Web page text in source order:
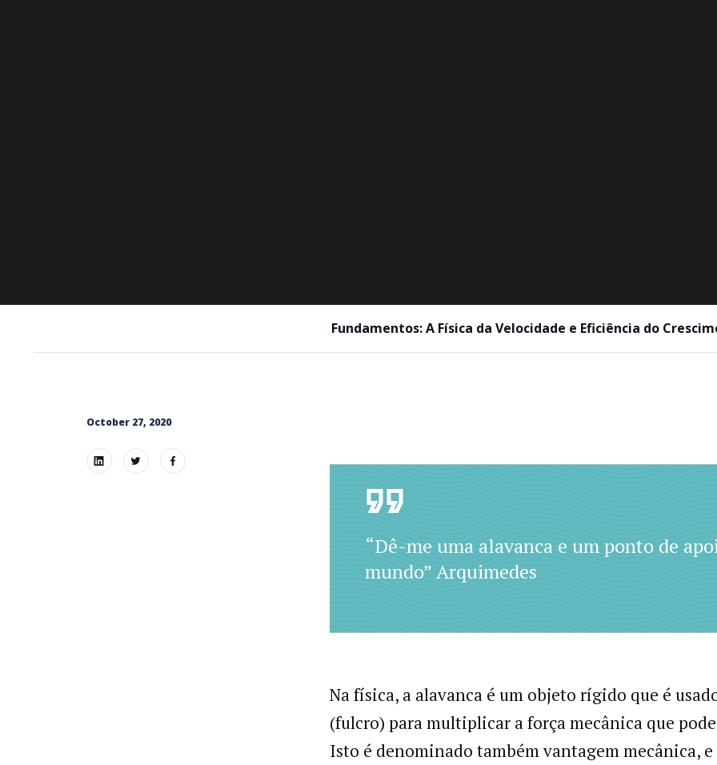
Fundamentos: A Física da Velocidade e Eficiência do
October 27, 2020
“Dê-me uma alavanca e um ponto de
mundo” Arquimedes
Na física, a alavanca é um objeto rígido que é
(fulcro) para multiplicar a força mecânica que
Isto é denominado também vantagem mecânica,